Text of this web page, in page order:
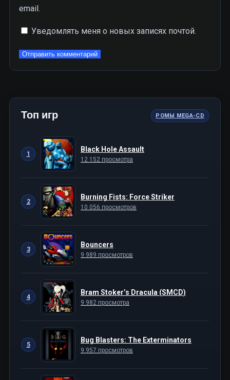
email.
Уведомлять меня о новых записях почтой.
Топ игр РОМЫ MEGA-CD
1
Black Hole Assault
12 152 просмотра
2
Burning Fists: Force Striker
10 056 просмотров
3
Bouncers
9 989 просмотров
4
Bram Stoker’s Dracula (SMCD)
9 982 просмотра
5
Bug Blasters: The Exterminators
9 957 просмотров